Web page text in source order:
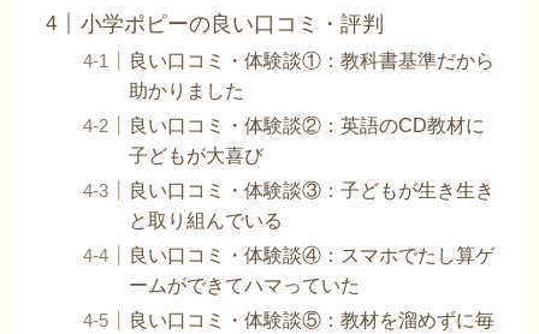
小学ポピーの良い口コミ・評判
良い口コミ・体験談①：教科書基準だから
助かりました
良い口コミ・体験談②：英語のCD教材に
子どもが大喜び
良い口コミ・体験談③：子どもが生き生き
と取り組んでいる
良い口コミ・体験談④：スマホでたし算ゲ
ームができてハマっていた
良い口コミ・体験談⑤：教材を溜めずに毎